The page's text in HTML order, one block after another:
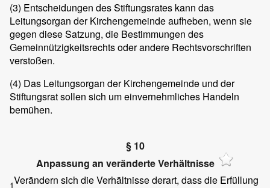
(3) Entscheidungen des Stiftungsrates kann das
Leitungsorgan der Kirchengemeinde aufheben, wenn sie
gegen diese Satzung, die Bestimmungen des
Gemeinnützigkeitsrechts oder andere Rechtsvorschriften
verstoßen.
(4) Das Leitungsorgan der Kirchengemeinde und der
Stiftungsrat sollen sich um einvernehmliches Handeln
bemühen.
§ 10
Anpassung an veränderte Verhältnisse
1Verändern sich die Verhältnisse derart, dass die Erfüllung